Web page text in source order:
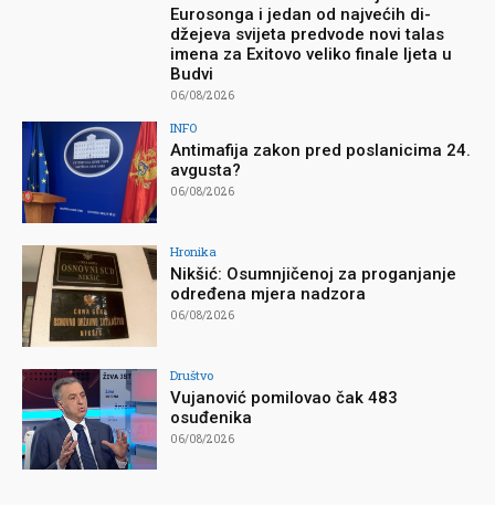
Eurosonga i jedan od najvećih di-
džejeva svijeta predvode novi talas
imena za Exitovo veliko finale ljeta u
Budvi
06/08/2026
INFO
Antimafija zakon pred poslanicima 24.
avgusta?
06/08/2026
Hronika
Nikšić: Osumnjičenoj za proganjanje
određena mjera nadzora
06/08/2026
Društvo
Vujanović pomilovao čak 483
osuđenika
06/08/2026